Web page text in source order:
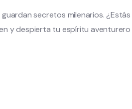
secretos milenarios.
y despierta tu espíritu